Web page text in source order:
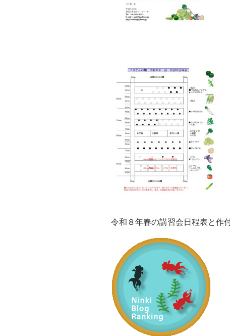
令和８年春の講習会日程表と作